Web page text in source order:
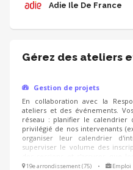
nouvelles thématiques de
Adie Ile De France
Gérez des ateliers
Gestion de projets
En collaboration avec la
ateliers et des événements.
réseau : planifier le calendrier
privilégié de nos intervenants
organiser leur calendrier
superviser le volume des
informations. - Amélioration
19e arrondissement (75) • Emploi